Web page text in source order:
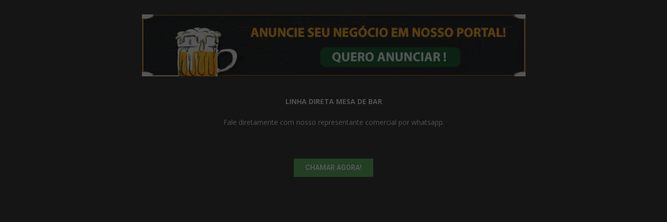
LINHA DIRETA MESA DE BAR
Fale diretamente com nosso representante comercial por whatsapp.
CHAMAR AGORA!